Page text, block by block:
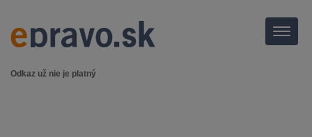
Menu
Odkaz už nie je platný